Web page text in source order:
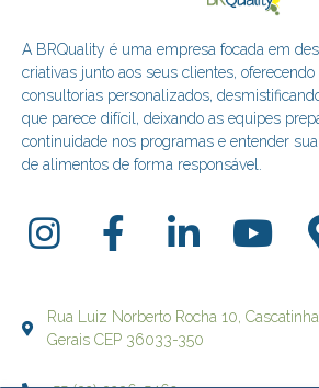
A BRQuality é uma empresa focada em
criativas junto aos seus clientes,
consultorias personalizados,
que parece difícil, deixando as equipes
continuidade nos programas e entender
de alimentos de forma responsável.
Rua Luiz Norberto Rocha 10,
Gerais CEP 36033-350